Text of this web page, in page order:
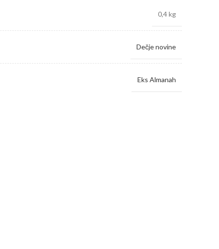
0,4 kg
Dečje novine
Eks Almanah